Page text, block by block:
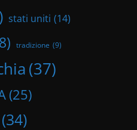
stati uniti (14)
tradizione (9)
(37)
(25)
(34)